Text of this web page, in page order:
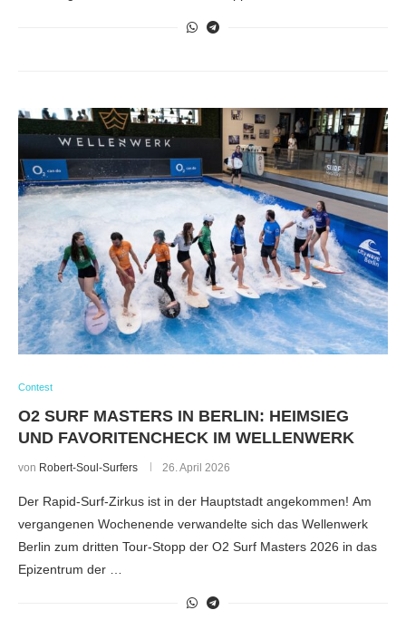
Contest
O2 SURF MASTERS IN BERLIN: HEIMSIEG
UND FAVORITENCHECK IM WELLENWERK
von Robert-Soul-Surfers 26. April 2026
Der Rapid-Surf-Zirkus ist in der Hauptstadt angekommen! Am
vergangenen Wochenende verwandelte sich das Wellenwerk
Berlin zum dritten Tour-Stopp der O2 Surf Masters 2026 in das
Epizentrum der …